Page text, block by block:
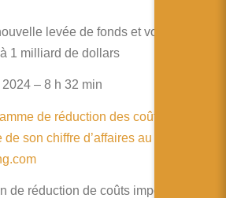
levée de fonds et voit sa
1 milliard de dollars
– 8 h 32 min
de réduction des coûts et
son chiffre d’affaires au 4ème
de réduction de coûts important qui